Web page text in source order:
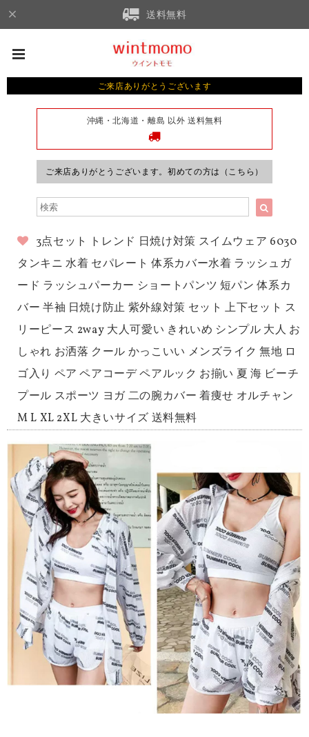
送料無料
ご来店ありがとうございます
沖縄・北海道・離島 以外 送料無料
ご来店ありがとうございます。初めての方は（こちら）
3点セット トレンド 日焼け対策 スイムウェア 6030
タンキニ 水着 セパレート 体系カバー水着 ラッシュガ
ード ラッシュパーカー ショートパンツ 短パン 体系カ
バー 半袖 日焼け防止 紫外線対策 セット 上下セット ス
リーピース 2way 大人可愛い きれいめ シンプル 大人 お
しゃれ お洒落 クール かっこいい メンズライク 無地 ロ
ゴ入り ペア ペアコーデ ペアルック お揃い 夏 海 ビーチ
プール スポーツ ヨガ 二の腕カバー 着痩せ オルチャン
M L XL 2XL 大きいサイズ 送料無料